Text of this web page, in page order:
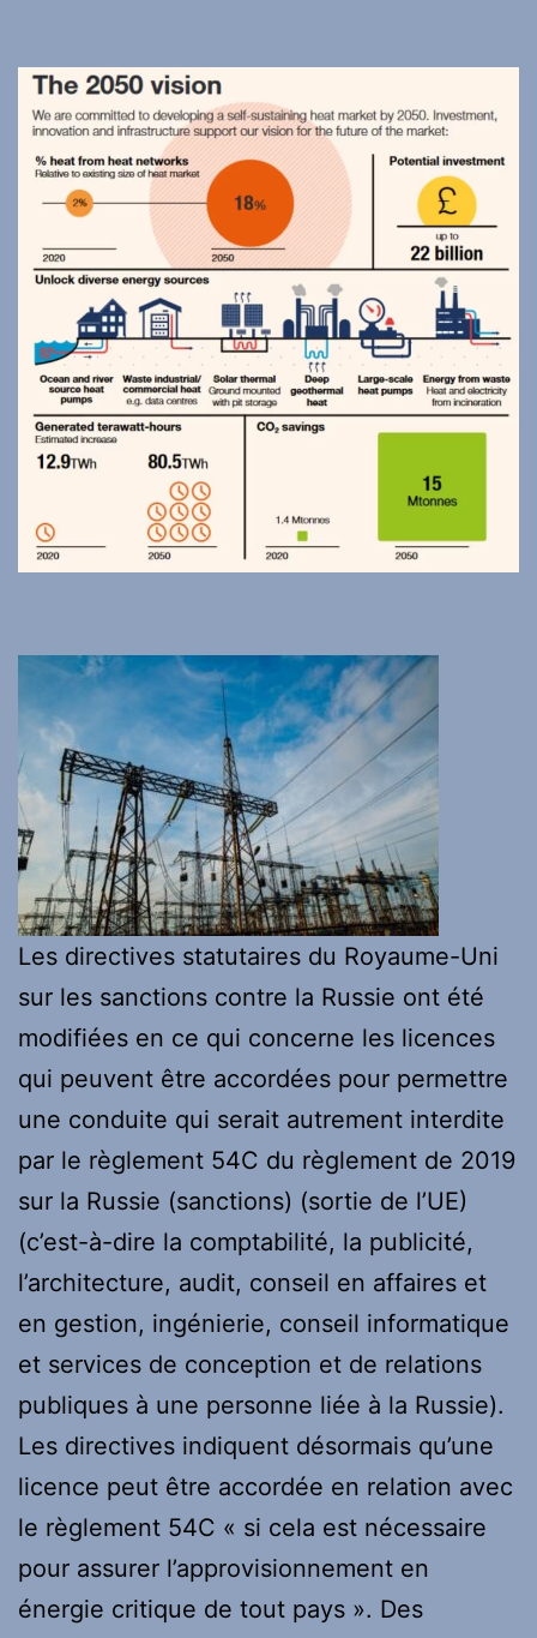
Les directives statutaires du Royaume-Uni
sur les sanctions contre la Russie ont été
modifiées en ce qui concerne les licences
qui peuvent être accordées pour permettre
une conduite qui serait autrement interdite
par le règlement 54C du règlement de 2019
sur la Russie (sanctions) (sortie de l’UE)
(c’est-à-dire la comptabilité, la publicité,
l’architecture, audit, conseil en affaires et
en gestion, ingénierie, conseil informatique
et services de conception et de relations
publiques à une personne liée à la Russie).
Les directives indiquent désormais qu’une
licence peut être accordée en relation avec
le règlement 54C « si cela est nécessaire
pour assurer l’approvisionnement en
énergie critique de tout pays ». Des